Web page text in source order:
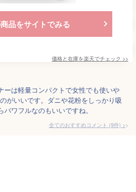
品をサイトでみる
価格と在庫を楽天でチェック >>
ーは軽量コンパクトで女性でも使いや
がいいです。ダニや花粉をしっかり吸
ワフルなのもいいですね。
全てのおすすめコメント (9件) >